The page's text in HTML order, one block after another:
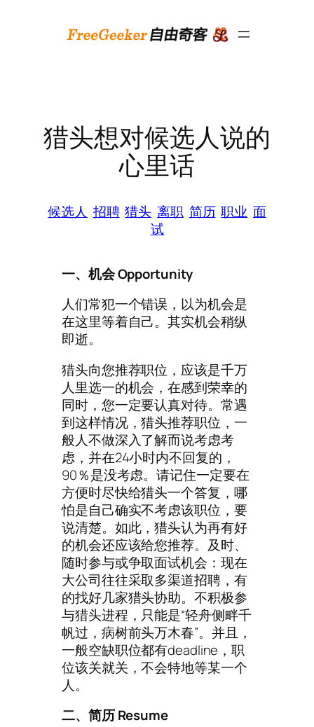
猎头想对候选人说的
心里话
候选人 招聘 猎头 离职 简历 职业 面
试
一、机会 Opportunity
人们常犯一个错误，以为机会是
在这里等着自己。其实机会稍纵
即逝。
猎头向您推荐职位，应该是千万
人里选一的机会，在感到荣幸的
同时，您一定要认真对待。常遇
到这样情况，猎头推荐职位，一
般人不做深入了解而说考虑考
虑，并在24小时内不回复的，
90％是没考虑。请记住一定要在
方便时尽快给猎头一个答复，哪
怕是自己确实不考虑该职位，要
说清楚。如此，猎头认为再有好
的机会还应该给您推荐。及时、
随时参与或争取面试机会：现在
大公司往往采取多渠道招聘，有
的找好几家猎头协助。不积极参
与猎头进程，只能是“轻舟侧畔千
帆过，病树前头万木春”。并且，
一般空缺职位都有deadline，职
位该关就关，不会特地等某一个
人。
二、简历 Resume